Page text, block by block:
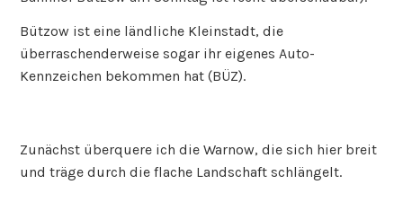
Bützow ist eine ländliche Kleinstadt, die
überraschenderweise sogar ihr eigenes Auto-
Kennzeichen bekommen hat (BÜZ).
Zunächst überquere ich die Warnow, die sich hier breit
und träge durch die flache Landschaft schlängelt.